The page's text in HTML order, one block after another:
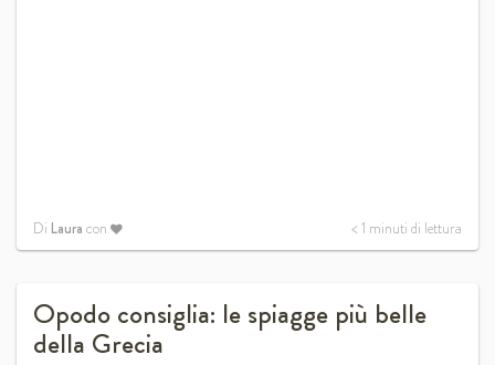
Di Laura con < 1 minuti di lettura
Opodo consiglia: le spiagge più belle
della Grecia